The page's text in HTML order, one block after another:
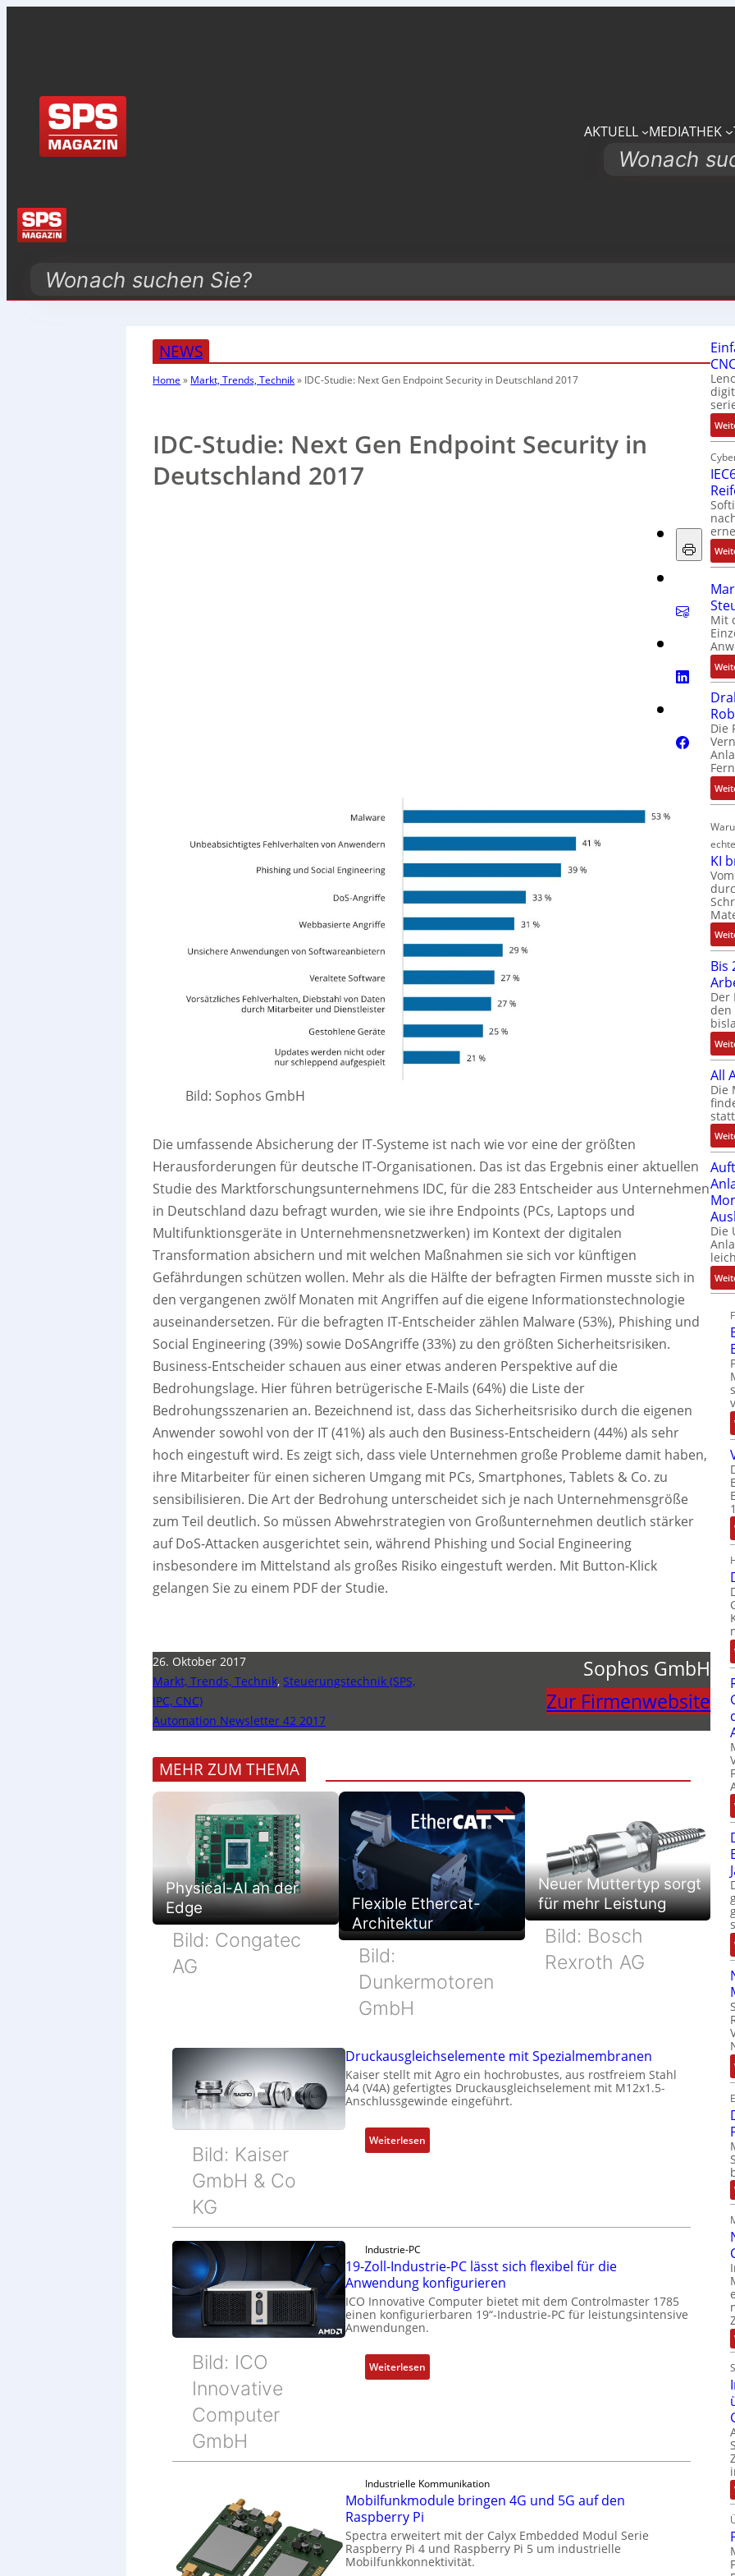
AKTUELL MEDIATHEK
Search
Search
NEWS
Home » Markt, Trends, Technik» IDC-Studie: Next Gen Endpoint Security in Deutschland 2017
IDC-Studie: Next Gen Endpoint Security in
Deutschland 2017
Bild: Sophos GmbH
Die umfassende Absicherung der IT-Systeme ist nach wie vor eine der größten
Herausforderungen für deutsche IT-Organisationen. Das ist das Ergebnis einer aktuellen
Studie des Marktforschungsunternehmens IDC, für die 283 Entscheider aus Unternehmen
in Deutschland dazu befragt wurden, wie sie ihre Endpoints (PCs, Laptops und
Multifunktionsgeräte in Unternehmensnetzwerken) im Kontext der digitalen
Transformation absichern und mit welchen Maßnahmen sie sich vor künftigen
Gefährdungen schützen wollen. Mehr als die Hälfte der befragten Firmen musste sich in
den vergangenen zwölf Monaten mit Angriffen auf die eigene Informationstechnologie
auseinandersetzen. Für die befragten IT-Entscheider zählen Malware (53%), Phishing und
Social Engineering (39%) sowie DoSAngriffe (33%) zu den größten Sicherheitsrisiken.
Business-Entscheider schauen aus einer etwas anderen Perspektive auf die
Bedrohungslage. Hier führen betrügerische E-Mails (64%) die Liste der
Bedrohungsszenarien an. Bezeichnend ist, dass das Sicherheitsrisiko durch die eigenen
Anwender sowohl von der IT (41%) als auch den Business-Entscheidern (44%) als sehr
hoch eingestuft wird. Es zeigt sich, dass viele Unternehmen große Probleme damit haben,
ihre Mitarbeiter für einen sicheren Umgang mit PCs, Smartphones, Tablets & Co. zu
sensibilisieren. Die Art der Bedrohung unterscheidet sich je nach Unternehmensgröße
zum Teil deutlich. So müssen Abwehrstrategien von Großunternehmen deutlich stärker
auf DoS-Attacken ausgerichtet sein, während Phishing und Social Engineering
insbesondere im Mittelstand als großes Risiko eingestuft werden. Mit Button-Klick
gelangen Sie zu einem PDF der Studie.
26. Oktober 2017
Markt, Trends, Technik,Steuerungstechnik (SPS,
IPC, CNC)
Automation Newsletter 42 2017
Sophos GmbH
Zur Firmenwebsite
MEHR ZUM THEMA
Physical-AI an der
Edge
Bild: Congatec
AG
Flexible Ethercat-
Architektur
Bild:
Dunkermotoren
GmbH
Neuer Muttertyp sorgt
für mehr Leistung
Bild: Bosch
Rexroth AG
Bild: Kaiser
GmbH & Co
KG
Druckausgleichselemente mit Spezialmembranen
Kaiser stellt mit Agro ein hochrobustes, aus rostfreiem Stahl
A4 (V4A) gefertigtes Druckausgleichselement mit M12x1.5-
Anschlussgewinde eingeführt.
Weiterlesen:
D
k
u
s
l
e
c
h
e
n
e
m
i
Bild: ICO
Innovative
Computer
GmbH
Industrie-PC
19-Zoll-Industrie-PC lässt sich flexibel für die
Anwendung konfigurieren
ICO Innovative Computer bietet mit dem Controlmaster 1785
einen konfigurierbaren 19“-Industrie-PC für leistungsintensive
Anwendungen.
Weiterlesen:
1
l
-
n
d
Industrielle Kommunikation
Mobilfunkmodule bringen 4G und 5G auf den
Raspberry Pi
Spectra erweitert mit der Calyx Embedded Modul Serie
Raspberry Pi 4 und Raspberry Pi 5 um industrielle
Mobilfunkkonnektivität.
Mit
Die
KI
Bis
Der
den
All
Die
Die